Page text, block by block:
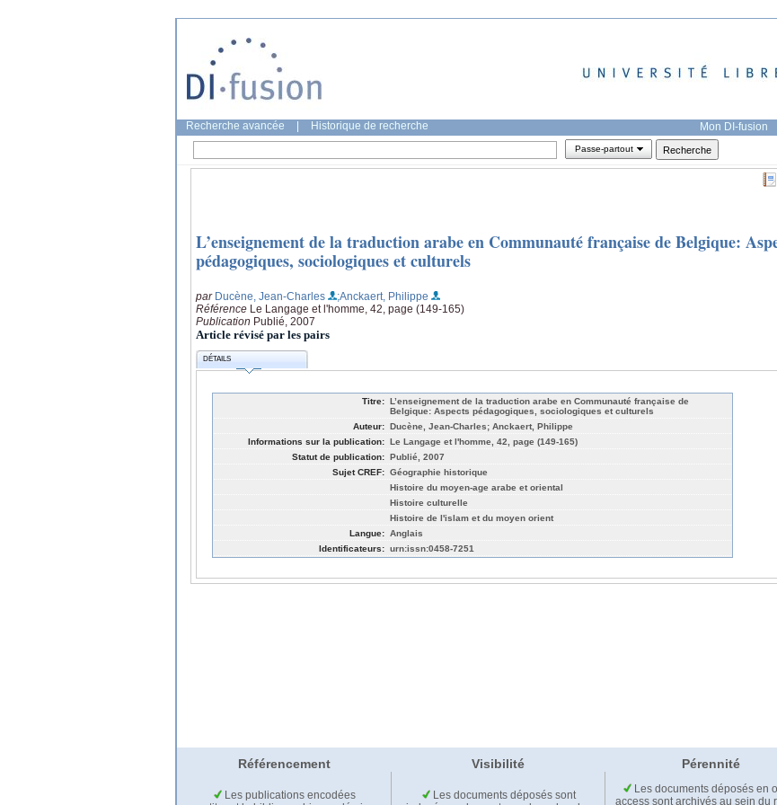
Recherche avancée Historique de recherche Mon DI-fusion
Passe-partout
L’enseignement de la traduction arabe en Communauté française de Belgique:
pédagogiques, sociologiques et culturels
par Ducène, Jean-Charles
;Anckaert, Philippe
Référence Le Langage et l'homme, 42, page (149-165)
Publication Publié, 2007
Article révisé par les pairs
DÉTAILS
Titre: L’enseignement de la traduction arabe en Communauté française de
Belgique: Aspects pédagogiques, sociologiques et culturels
Auteur: Ducène, Jean-Charles; Anckaert, Philippe
Informations sur la publication: Le Langage et l'homme, 42, page (149-165)
Statut de publication: Publié, 2007
Sujet CREF: Géographie historique
Histoire du moyen-age arabe et oriental
Histoire culturelle
Histoire de l'islam et du moyen orient
Langue: Anglais
Identificateurs: urn:issn:0458-7251
Référencement Visibilité Pérennité
Les publications encodées
Les documents déposés sont
Les documents déposés en
access sont archivés au sein du